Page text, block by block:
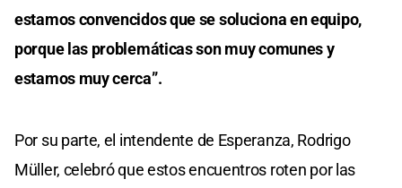
estamos convencidos que se soluciona en equipo,
porque las problemáticas son muy comunes y
estamos muy cerca”.
Por su parte, el intendente de Esperanza, Rodrigo
Müller, celebró que estos encuentros roten por las